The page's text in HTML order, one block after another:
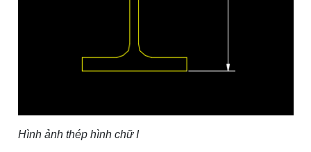
Hình ảnh thép hình chữ I